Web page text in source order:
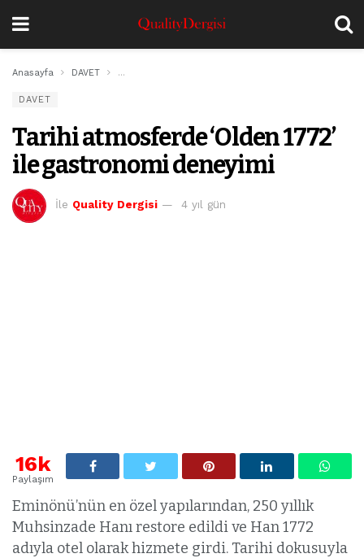
Anasayfa DAVET Tarihi atmosferde ‘Olden 1772’ ile gastronomi
DAVET
Tarihi atmosferde ‘Olden 1772’
ile gastronomi deneyimi
İle Quality Dergisi 4 yıl gün
16k
Paylaşım
Eminönü’nün en özel yapılarından, 250 yıllık
Muhsinzade Hanı restore edildi ve Han 1772
adıyla otel olarak hizmete girdi. Tarihi dokusuyla